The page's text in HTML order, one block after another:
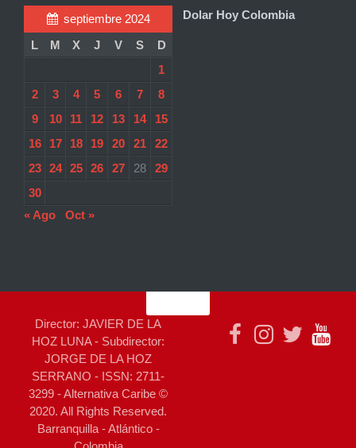
septiembre 2024
L
M X J V S
D
1
2
3 4 5 6 7
8
9
10 11 12 13 14
15
16
17 18 19 20 21
22
23
24 25 26 27 28
29
30
« Ago
Oct »
Dolar Hoy Colombia
Director: JAVIER DE LA
HOZ LUNA - Subdirector:
JORGE DE LA HOZ
SERRANO - ISSN: 2711-
3299 - Alternativa Caribe ©
2020. All Rights Reserved.
Barranquilla - Atlántico -